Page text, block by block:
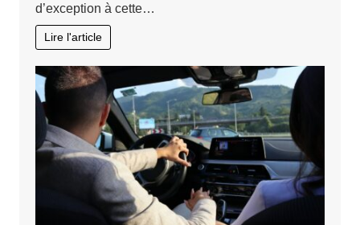
d’exception à cette…
Lire l'article